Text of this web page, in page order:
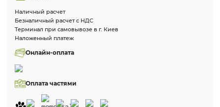
Наличный расчет
Безналичный расчет с НДС
Терминал при самовывозе в г. Киев
Наложенный платеж
Онлайн-оплата
Оплата частями